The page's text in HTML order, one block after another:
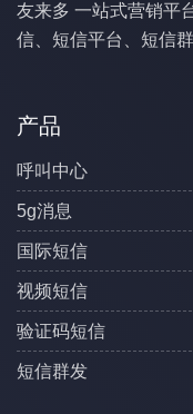
友来多 一站式营销平
信、短信平台、短信群
产品
呼叫中心
5g消息
国际短信
视频短信
验证码短信
短信群发